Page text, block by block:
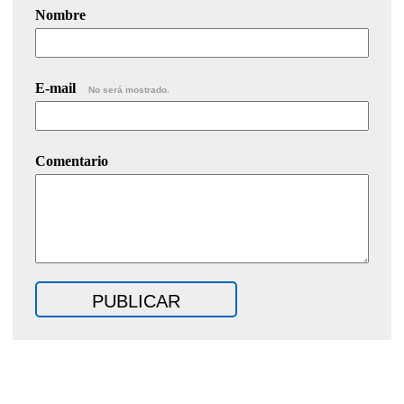
Nombre
E-mail No será mostrado.
Comentario